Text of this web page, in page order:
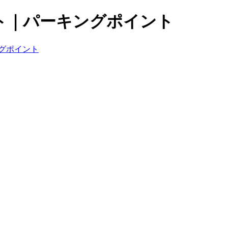
パーキングポイント
ポイント